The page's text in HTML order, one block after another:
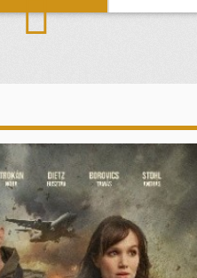
Program naptár
Mozi
Színház/Tánc
Előadás/Kiállítás
Gyerekeknek
Szent
Zsidó
Hírek
Sport és
Egyéb